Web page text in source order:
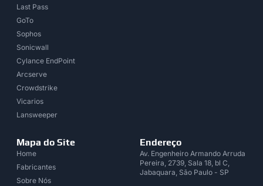
Last Pass
GoTo
Sophos
Sonicwall
Cylance EndPoint
Arcserve
Crowdstrike
Vicarios
Lansweeper
Mapa do Site
Home
Fabricantes
Sobre Nós
Endereço
Av. Engenheiro Armando Arruda
Pereira, 2739, Sala 18, bl C,
Jabaquara, São Paulo - SP